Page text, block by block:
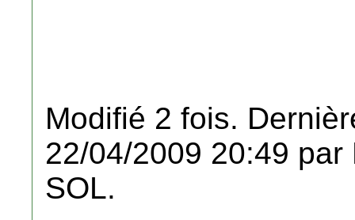
Modifié 2 fois.
22/04/2009 20:49 par
SOL.